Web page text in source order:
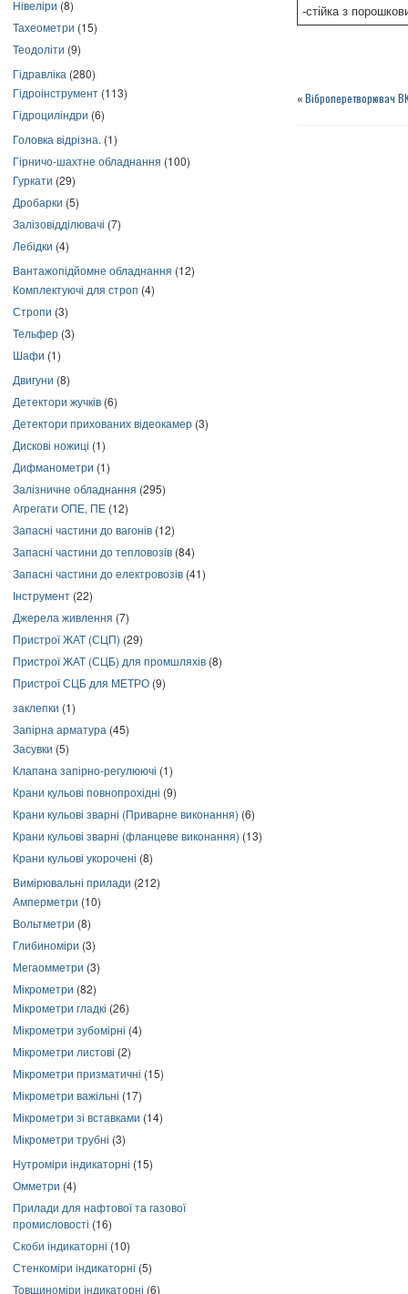
Нівеліри (8)
Тахеометри (15)
Теодоліти (9)
Гідравліка (280)
Гідроінструмент (113)
Гідроциліндри (6)
Головка відрізна. (1)
Гірничо-шахтне обладнання (100)
Гуркати (29)
Дробарки (5)
Залізовідділювачі (7)
Лебідки (4)
Вантажопідйомне обладнання (12)
Комплектуючі для строп (4)
Стропи (3)
Тельфер (3)
Шафи (1)
Двигуни (8)
Детектори жучків (6)
Детектори прихованих відеокамер (3)
Дискові ножиці (1)
Дифманометри (1)
Залізничне обладнання (295)
Агрегати ОПЕ, ПЕ (12)
Запасні частини до вагонів (12)
Запасні частини до тепловозів (84)
Запасні частини до електровозів (41)
Інструмент (22)
Джерела живлення (7)
Пристрої ЖАТ (СЦП) (29)
Пристрої ЖАТ (СЦБ) для промшляхів (8)
Пристрої СЦБ для МЕТРО (9)
заклепки (1)
Запірна арматура (45)
Засувки (5)
Клапана запірно-регулюючі (1)
Крани кульові повнопрохідні (9)
Крани кульові зварні (Приварне виконання) (6)
Крани кульові зварні (фланцеве виконання) (13)
Крани кульові укорочені (8)
Вимірювальні прилади (212)
Амперметри (10)
Вольтметри (8)
Глибиноміри (3)
Мегаомметри (3)
Мікрометри (82)
Мікрометри гладкі (26)
Мікрометри зубомірні (4)
Мікрометри листові (2)
Мікрометри призматичні (15)
Мікрометри важільні (17)
Мікрометри зі вставками (14)
Мікрометри трубні (3)
Нутроміри індикаторні (15)
Омметри (4)
Прилади для нафтової та газової
промисловості (16)
Скоби індикаторні (10)
Стенкоміри індикаторні (5)
Товщиноміри індикаторні (6)
-стійка з
«Віброперетворювач